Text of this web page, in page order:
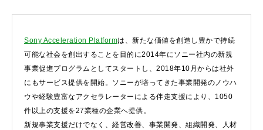
Sony Acceleration Platformは、新たな価値を創造し豊かで持続
可能な社会を創出することを目的に2014年にソニー社内の新規
事業促進プログラムとしてスタートし、2018年10月からは社外
にもサービス提供を開始。ソニーが培ってきた事業開発のノウハ
ウや経験豊富なアクセラレーターによる伴走支援により、1050
件以上の支援を27業種の企業へ提供。
新規事業支援だけでなく、経営改善、事業開発、組織開発、人材